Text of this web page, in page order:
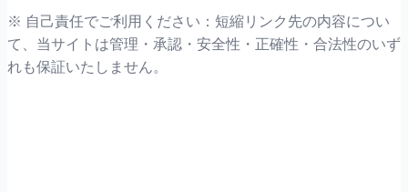
※ 自己責任でご利用ください：短縮リンク先の内容につい
て、当サイトは管理・承認・安全性・正確性・合法性のいず
れも保証いたしません。